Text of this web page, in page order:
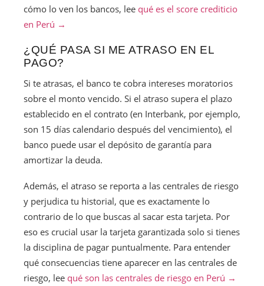
cómo lo ven los bancos, lee qué es el score crediticio
en Perú →
¿QUÉ PASA SI ME ATRASO EN EL
PAGO?
Si te atrasas, el banco te cobra intereses moratorios
sobre el monto vencido. Si el atraso supera el plazo
establecido en el contrato (en Interbank, por ejemplo,
son 15 días calendario después del vencimiento), el
banco puede usar el depósito de garantía para
amortizar la deuda.
Además, el atraso se reporta a las centrales de riesgo
y perjudica tu historial, que es exactamente lo
contrario de lo que buscas al sacar esta tarjeta. Por
eso es crucial usar la tarjeta garantizada solo si tienes
la disciplina de pagar puntualmente. Para entender
qué consecuencias tiene aparecer en las centrales de
riesgo, lee qué son las centrales de riesgo en Perú →